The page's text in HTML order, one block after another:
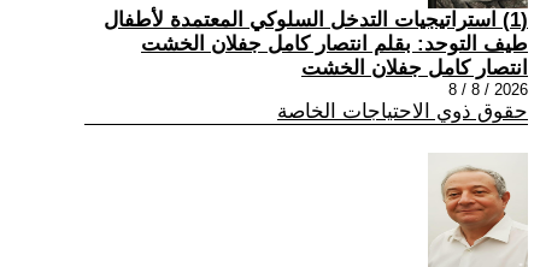
(1) استراتيجيات التدخل السلوكي المعتمدة لأطفال
طيف التوحد: بقلم انتصار كامل جفلان الخشت
انتصار كامل جفلان الخشت
2026 / 8 / 8
حقوق ذوي الاحتياجات الخاصة